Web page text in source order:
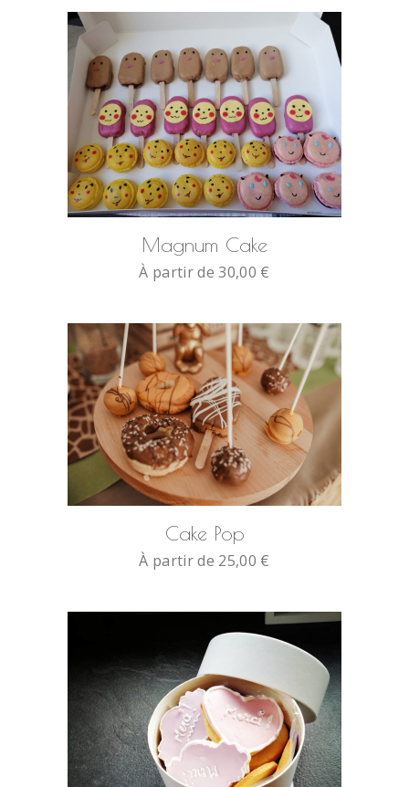
SELECT OPTIONS
Magnum Cake
À partir de30,00 €
SELECT OPTIONS
Cake Pop
À partir de 25,00 €